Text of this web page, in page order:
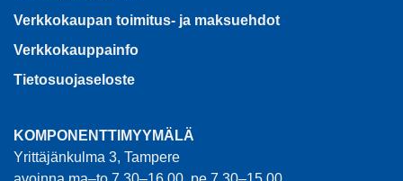
Verkkokaupan toimitus- ja maksuehdot
Verkkokauppainfo
Tietosuojaseloste
KOMPONENTTIMYYMÄLÄ
Yrittäjänkulma 3, Tampere